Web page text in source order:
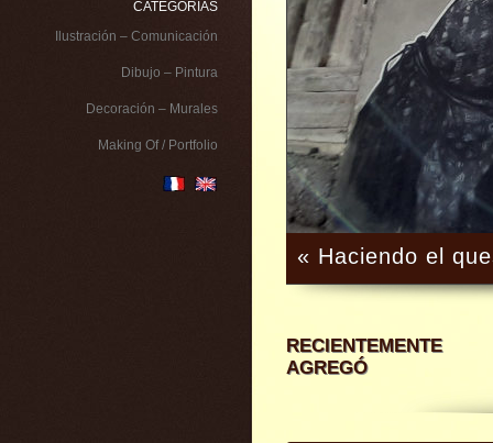
CATEGORÍAS
Ilustración – Comunicación
Dibujo – Pintura
Decoración – Murales
Making Of / Portfolio
« Haciendo el
RECIENTEMENTE
AGREGÓ